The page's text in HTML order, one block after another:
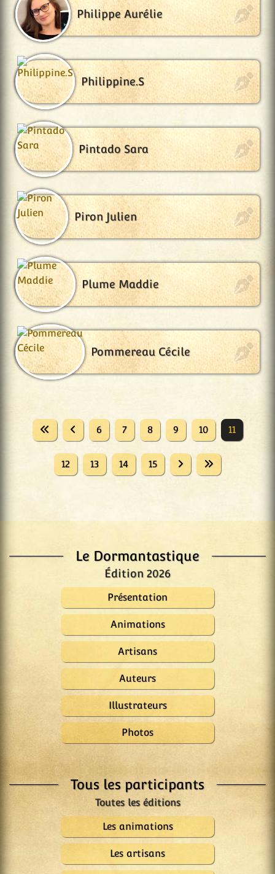
Le Dormantastique
Édition 2026
Présentation
Animations
Artisans
Auteurs
Illustrateurs
Photos
Tous les participants
Les animations
Les artisans
Philippe Aurélie
Philippine.S
Pintado Sara
Piron Julien
Plume Maddie
Pommereau Cécile
6 7 8 9 10 11
12 13 14 15